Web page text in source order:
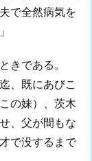
で全然病気を
きである。
、既にあびこ
の妹）、茨木
、父が間もな
で没するまで